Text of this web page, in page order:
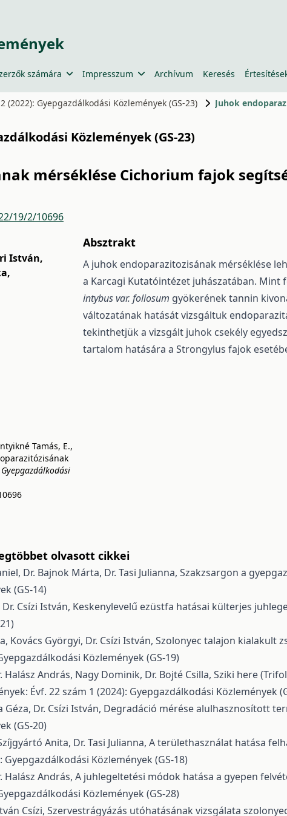
számára Impresszum Archívum Keresés
(2022): Gyepgazdálkodási Közlemények (GS-23) Juhok
Közlemények (GS-23)
mérséklése Cichorium fajok
19/2/10696
István,
,
Tamás, E.,
Gyepgazdálkodási
Absztrakt
A juhok endoparazitozisának mérséklése
a Karcagi Kutatóintézet juhászatában. Mint
intybus var. foliosum gyökerének tannin
változatának hatását vizsgáltuk
tekinthetjük a vizsgált juhok csekély
tartalom hatására a Strongylus fajok
olvasott cikkei
Dr. Bajnok Márta, Dr. Tasi Julianna, Szakzsargon a
(GS-14)
Csízi István, Keskenylevelű ezüstfa hatásai külterjes
Kovács Györgyi, Dr. Csízi István, Szolonyec talajon kialakult
Közlemények (GS-19)
Halász András, Nagy Dominik, Dr. Bojté Csilla, Sziki here
Évf. 22 szám 1 (2024): Gyepgazdálkodási Közlemények
Dr. Csízi István, Degradáció mérése alulhasznosított
(GS-20)
Anita, Dr. Tasi Julianna, A területhasználat hatása
Gyepgazdálkodási Közlemények (GS-18)
Halász András, A juhlegeltetési módok hatása a gyepen
Közlemények (GS-28)
Csízi, Szervestrágyázás utóhatásának vizsgálata